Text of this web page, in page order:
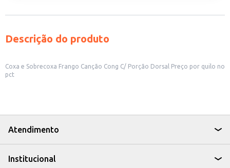
Descrição do produto
Coxa e Sobrecoxa Frango Canção Cong C/ Porção Dorsal Preço por quilo no
pct
Atendimento
Institucional